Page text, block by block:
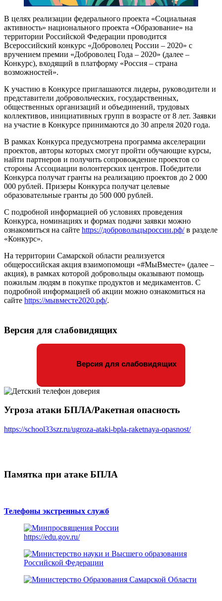
В целях реализации федерального проекта «Социальная
активность» национального проекта «Образование» на
территории Российской Федерации проводится
Всероссийский конкурс «Доброволец России – 2020» с
вручением премии «Доброволец Года – 2020» (далее –
Конкурс), входящий в платформу «Россия – страна
возможностей».
К участию в Конкурсе приглашаются лидеры, руководители и
представители добровольческих, государственных,
общественных организаций и объединений, трудовых
коллективов, инициативных групп в возрасте от 8 лет. Заявки
на участие в Конкурсе принимаются до 30 апреля 2020 года.
В рамках Конкурса предусмотрена программа акселерации
проектов, авторы которых смогут пройти обучающие курсы,
найти партнеров и получить сопровождение проектов со
стороны Ассоциации волонтерских центров. Победители
Конкурса получат гранты на реализацию проектов до 2 000
000 рублей. Призеры Конкурса получат целевые
образовательные гранты до 500 000 рублей.
С подробной информацией об условиях проведения
Конкурса, номинациях и формах подачи заявки можно
ознакомиться на сайте https://добровольцыроссии.рф/в разделе
«Конкурс».
На территории Самарской области реализуется
общероссийская акция взаимопомощи «#МыВместе» (далее –
акция), в рамках которой добровольцы оказывают помощь
пожилым людям в покупке продуктов и медикаментов. С
подробной информацией об акции можно ознакомиться на
сайте https://мывместе2020.рф/.
Версия для слабовидящих
Версия для слабовидящих
Угроза атаки БПЛА/Ракетная опасность
https://school33szr.ru/ugroza-ataki-bpla-raketnaya-opasnost/
Памятка при атаке БПЛА
Телефоны экстренных служб
https://edu.gov.ru/